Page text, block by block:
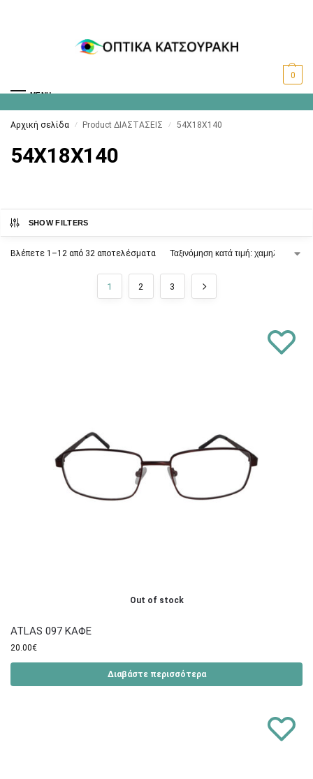
MENU
0
Αρχική σελίδα / Product ΔΙΑΣΤΑΣΕΙΣ / 54X18X140
54X18X140
SHOW FILTERS
Βλέπετε 1–12 από 32 αποτελέσματα
1 2 3
Out of stock
ATLAS 097 ΚΑΦΕ
20.00€
Διαβάστε περισσότερα